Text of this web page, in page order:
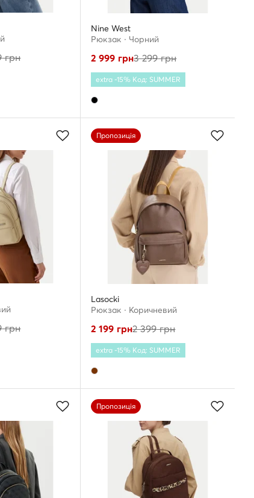
грн
Nine West
Рюкзак · Чорний
2 999 грн3 299грн
extra -15% Код: SUMMER
грн
Пропозиція
Lasocki
Рюкзак · Коричневий
2 199 грн2 399грн
extra -15% Код: SUMMER
Пропозиція